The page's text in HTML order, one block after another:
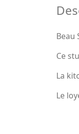
Beau
Ce
La
Le